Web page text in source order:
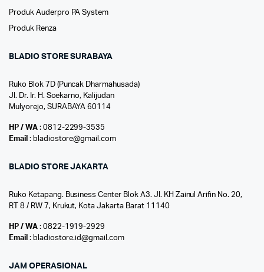
Produk Auderpro PA System
Produk Renza
BLADIO STORE SURABAYA
Ruko Blok 7D (Puncak Dharmahusada)
Jl. Dr. Ir. H. Soekarno, Kalijudan
Mulyorejo, SURABAYA 60114
HP / WA: 0812-2299-3535
Email : bladiostore@gmail.com
BLADIO STORE JAKARTA
Ruko Ketapang. Business Center Blok A3. Jl. KH Zainul Arifin No. 20,
RT 8 / RW 7, Krukut, Kota Jakarta Barat 11140
HP / WA: 0822-1919-2929
Email : bladiostore.id@gmail.com
JAM OPERASIONAL